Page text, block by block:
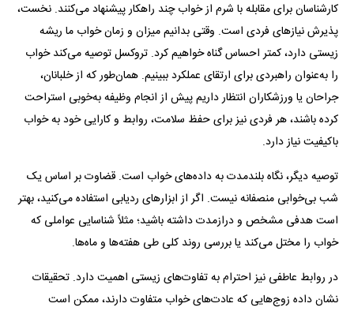
کارشناسان برای مقابله با شرم از خواب چند راهکار پیشنهاد می‌کنند. نخست،
پذیرش نیازهای فردی است. وقتی بدانیم میزان و زمان خواب ما ریشه
زیستی دارد، کمتر احساس گناه خواهیم کرد. تروکسل توصیه می‌کند خواب
را به‌عنوان راهبردی برای ارتقای عملکرد ببینیم. همان‌طور که از خلبانان،
جراحان یا ورزشکاران انتظار داریم پیش از انجام وظیفه به‌خوبی استراحت
کرده باشند، هر فردی نیز برای حفظ سلامت، روابط و کارایی خود به خواب
باکیفیت نیاز دارد.
توصیه دیگر، نگاه بلندمدت به داده‌های خواب است. قضاوت بر اساس یک
شب بی‌خوابی منصفانه نیست. اگر از ابزارهای ردیابی استفاده می‌کنید، بهتر
است هدفی مشخص و درازمدت داشته باشید؛ مثلاً شناسایی عواملی که
خواب را مختل می‌کند یا بررسی روند کلی طی هفته‌ها و ماه‌ها.
در روابط عاطفی نیز احترام به تفاوت‌های زیستی اهمیت دارد. تحقیقات
نشان داده زوج‌هایی که عادت‌های خواب متفاوت دارند، ممکن است